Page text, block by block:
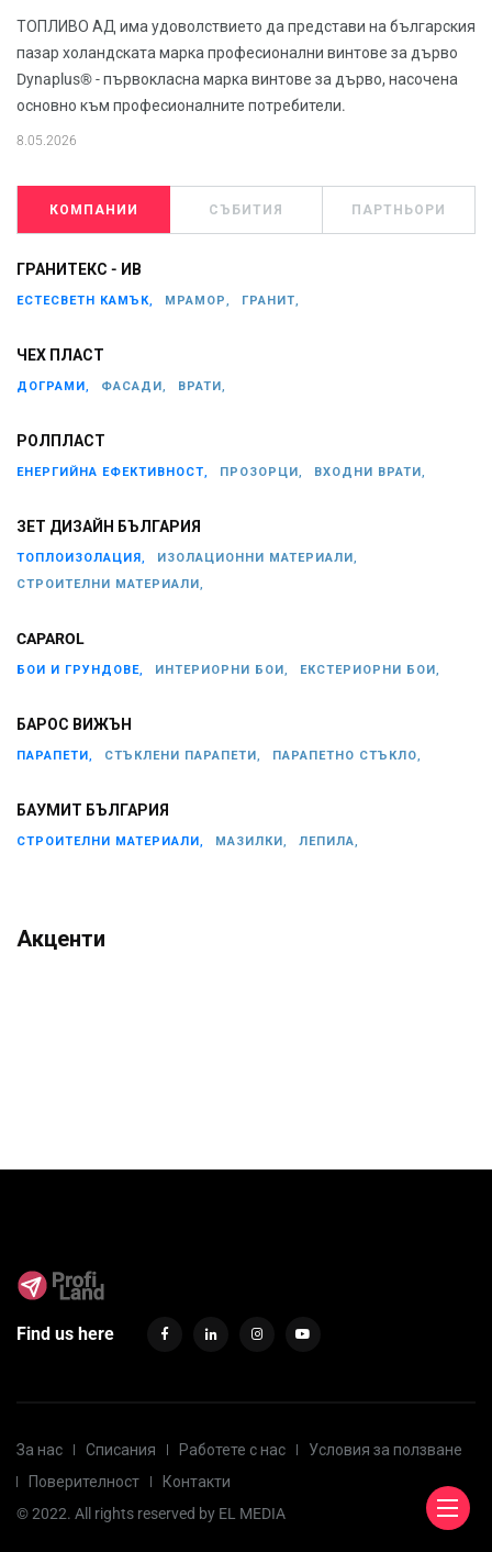
ТОПЛИВО АД има удоволствието да представи на българския
пазар холандската марка професионални винтове за дърво
Dynaplus® - първокласна марка винтове за дърво, насочена
основно към професионалните потребители.
8.05.2026
КОМПАНИИ СЪБИТИЯ ПАРТНЬОРИ
ГРАНИТЕКС - ИВ
ЕСТЕСВЕТН КАМЪК, МРАМОР, ГРАНИТ,
ЧЕХ ПЛАСТ
ДОГРАМИ, ФАСАДИ, ВРАТИ,
РОЛПЛАСТ
ЕНЕРГИЙНА ЕФЕКТИВНОСТ, ПРОЗОРЦИ, ВХОДНИ ВРАТИ,
ЗЕТ ДИЗАЙН БЪЛГАРИЯ
ТОПЛОИЗОЛАЦИЯ,
ИЗОЛАЦИОННИ МАТЕРИАЛИ,
СТРОИТЕЛНИ МАТЕРИАЛИ,
CAPAROL
БОИ И ГРУНДОВЕ, ИНТЕРИОРНИ БОИ, ЕКСТЕРИОРНИ БОИ,
БАРОС ВИЖЪН
ПАРАПЕТИ, СТЪКЛЕНИ ПАРАПЕТИ, ПАРАПЕТНО СТЪКЛО,
БАУМИТ БЪЛГАРИЯ
СТРОИТЕЛНИ МАТЕРИАЛИ, МАЗИЛКИ, ЛЕПИЛА,
Акценти
Find us here
За нас Списания Работете с нас
Условия за ползване
Поверителност
Контакти
© 2022. All rights reserved by EL MEDIA